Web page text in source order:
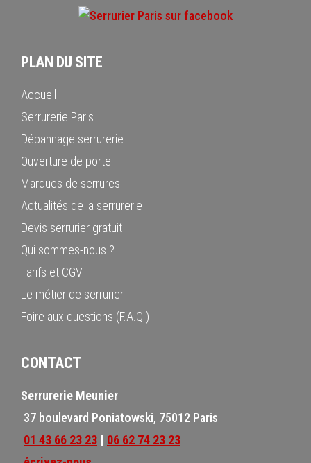
PLAN DU SITE
Accueil
Serrurerie Paris
Dépannage serrurerie
Ouverture de porte
Marques de serrures
Actualités de la serrurerie
Devis serrurier gratuit
Qui sommes-nous ?
Tarifs et CGV
Le métier de serrurier
Foire aux questions (F.A.Q.)
CONTACT
Serrurerie Meunier
37 boulevard Poniatowski, 75012 Paris
01 43 66 23 23 | 06 62 74 23 23